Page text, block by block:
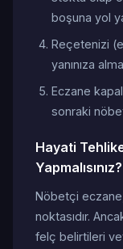
boşuna yol
Reçetenizi
yanınıza
Eczane
sonraki
Hayati
Yapmalısınız?
Nöbetçi
noktasıdır.
felç belirtileri